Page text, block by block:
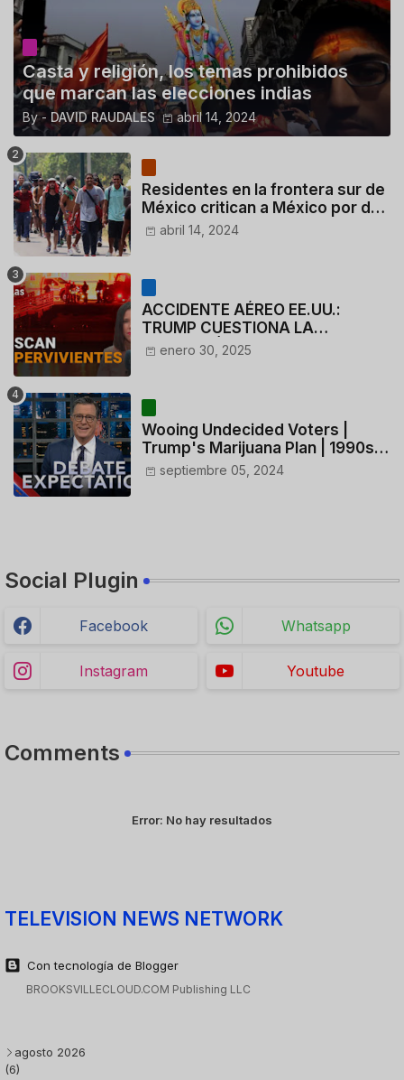
Casta y religión, los temas prohibidos
que marcan las elecciones indias
By - DAVID RAUDALES abril 14, 2024
Residentes en la frontera sur de
México critican a México por dar
110 dólares a migrantes
deportados
abril 14, 2024
ACCIDENTE AÉREO EE.UU.:
TRUMP CUESTIONA LA
ACTUACIÓN DE LOS
CONTROLADORES y PILOTO del
enero 30, 2025
Wooing Undecided Voters |
Trump's Marijuana Plan | 1990s
Porn Expert Mark Robinson
septiembre 05, 2024
Social Plugin
Facebook Whatsapp
Instagram Youtube
Comments
Error: No hay resultados
TELEVISION NEWS NETWORK
Con tecnología de Blogger
BROOKSVILLECLOUD.COM Publishing LLC
agosto 2026
(6)